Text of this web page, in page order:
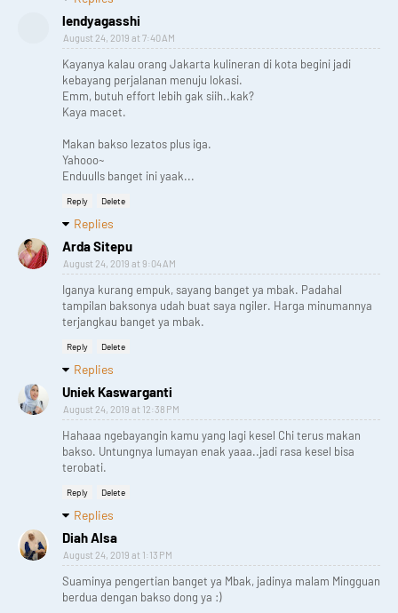
lendyagasshi
August 24, 2019 at 7:40 AM
Kayanya kalau orang Jakarta kulineran di kota begini jadi
kebayang perjalanan menuju lokasi.
Emm, butuh effort lebih gak siih..kak?
Kaya macet.
Makan bakso lezatos plus iga.
Yahooo~
Enduulls banget ini yaak...
Reply Delete
Replies
Arda Sitepu
August 24, 2019 at 9:04 AM
Iganya kurang empuk, sayang banget ya mbak. Padahal
tampilan baksonya udah buat saya ngiler. Harga minumannya
terjangkau banget ya mbak.
Reply Delete
Replies
Uniek Kaswarganti
August 24, 2019 at 12:38 PM
Hahaaa ngebayangin kamu yang lagi kesel Chi terus makan
bakso. Untungnya lumayan enak yaaa..jadi rasa kesel bisa
terobati.
Reply Delete
Replies
Diah Alsa
August 24, 2019 at 1:13 PM
Suaminya pengertian banget ya Mbak, jadinya malam Mingguan
berdua dengan bakso dong ya :)